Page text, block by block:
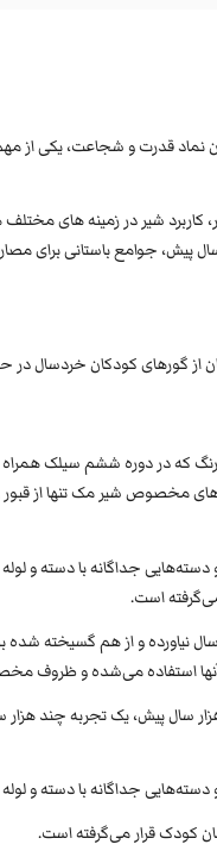
نماد قدرت و شجاعت، یکی از
کاربرد شیر در زمینه های
پیش، جوامع باستانی برای
از گورهای کودکان خردسال
رنگ که در دوره ششم سیلک
مخصوص شیر مک تنها از
جداگانه با دسته و لوله
است.
نیاورده و از هم گسیخته شده
آنها استفاده می‌شده و ظروف
سال پیش، یک تجربه چند
جداگانه با دسته و لوله
کودک قرار می‌گرفته است.